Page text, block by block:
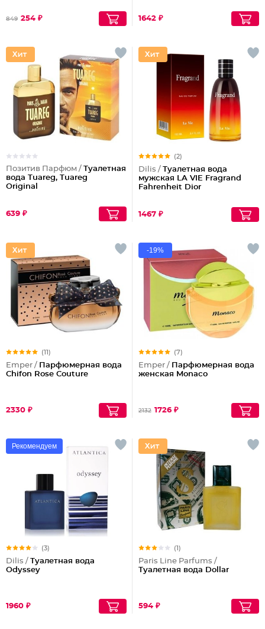
849 254 ₽ 1642 ₽
Позитив Парфюм / Туалетная
вода Tuareg, Tuareg
Original
639 ₽
(2)
Dilis / Туалетная вода
мужская LA VIE Fragrand
Fahrenheit Dior
1467 ₽
(11)
Emper / Парфюмерная вода
Chifon Rose Couture
2330 ₽
-19%
(7)
Emper / Парфюмерная вода
женская Monaco
2132 1726 ₽
Рекомендуем
(3)
Dilis / Туалетная вода
Odyssey
1960 ₽
(1)
Paris Line Parfums /
Туалетная вода Dollar
594 ₽